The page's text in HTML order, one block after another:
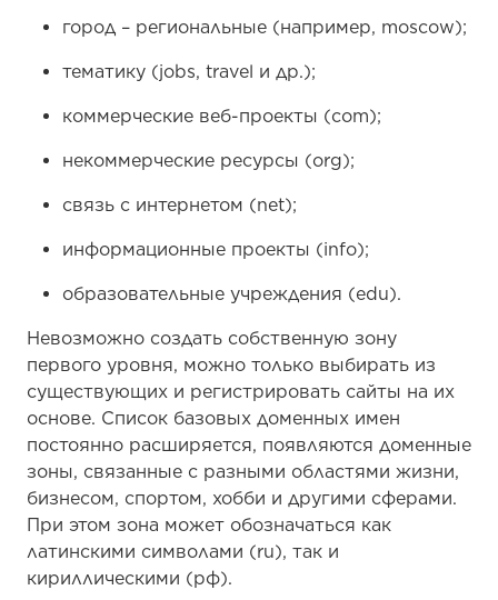
город – региональные (например, moscow);
тематику (jobs, travel и др.);
коммерческие веб-проекты (com);
некоммерческие ресурсы (org);
связь с интернетом (net);
информационные проекты (info);
образовательные учреждения (edu).
Невозможно создать собственную зону
первого уровня, можно только выбирать из
существующих и регистрировать сайты на их
основе. Список базовых доменных имен
постоянно расширяется, появляются доменные
зоны, связанные с разными областями жизни,
бизнесом, спортом, хобби и другими сферами.
При этом зона может обозначаться как
латинскими символами (ru), так и
кириллическими (рф).